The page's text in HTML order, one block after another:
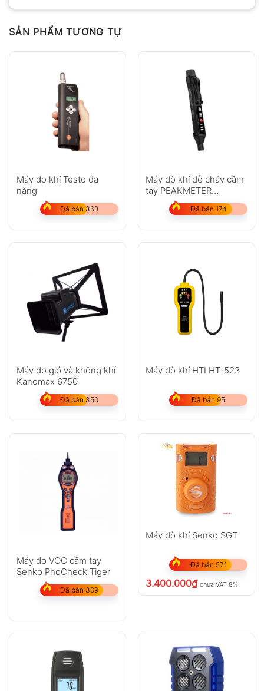
SẢN PHẨM TƯƠNG TỰ
Máy đo khí Testo đa
năng
Đã bán 363
Máy dò khí dễ cháy cầm
tay PEAKMETER
PM6308
Đã bán 174
Máy đo gió và không khí
Kanomax 6750
Đã bán 350
Máy dò khí HTI HT-523
Đã bán 95
Máy đo VOC cầm tay
Senko PhoCheck Tiger
Đã bán 309
Máy dò khí Senko SGT
Đã bán 571
3.400.000₫ chưa VAT 8%